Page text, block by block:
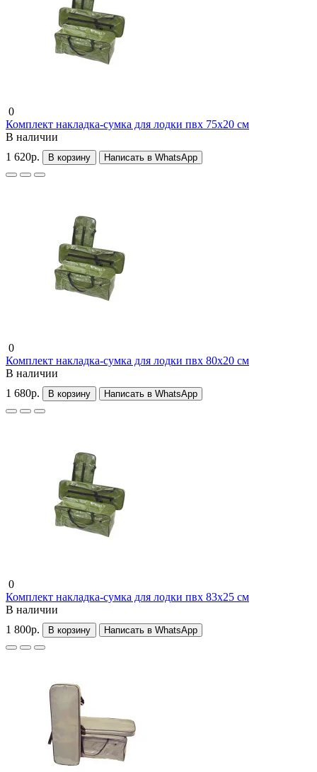
0
Комплект накладка-сумка для лодки пвх 75х20 см
В наличии
1 620р.
В корзину Написать в WhatsApp
0
Комплект накладка-сумка для лодки пвх 80х20 см
В наличии
1 680р.
В корзину Написать в WhatsApp
0
Комплект накладка-сумка для лодки пвх 83х25 см
В наличии
1 800р.
В корзину Написать в WhatsApp